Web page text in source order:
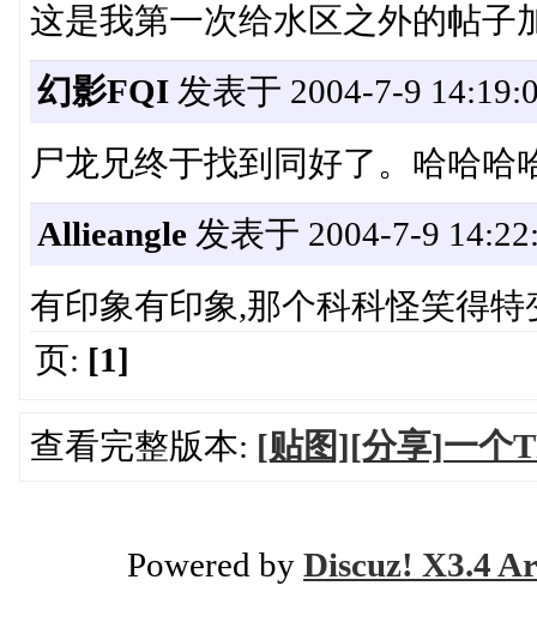
这是我第一次给水区之外的帖子
幻影FQI发表于 2004-7-9
尸龙兄终于找到同好了。哈哈哈
Allieangle发表于 2004-7-9
有印象有印象,那个科科怪笑得特
页: [1]
查看完整版本: [贴图][分享]一个
Powered by Discuz! X3.4